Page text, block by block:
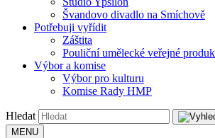
Švandovo divadlo na Smíchově
Potřebuji vyřídit
Záštita
Pouliční umělecké veřejné
Výbor a komise
Výbor pro kulturu
Komise Rady HMP
Hledat
MENU